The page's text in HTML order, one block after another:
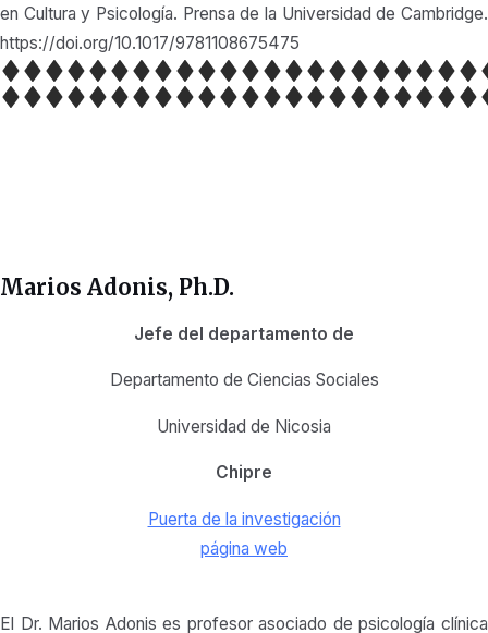
en Cultura y Psicología. Prensa de la Universidad de Cambridge.
https://doi.org/10.1017/9781108675475
Marios Adonis, Ph.D.
Jefe del departamento de
Departamento de Ciencias Sociales
Universidad de Nicosia
Chipre
Puerta de la investigación
página web
El Dr. Marios Adonis es profesor asociado de psicología clínica